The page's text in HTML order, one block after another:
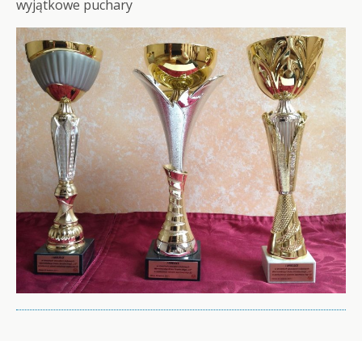
wyjątkowe puchary